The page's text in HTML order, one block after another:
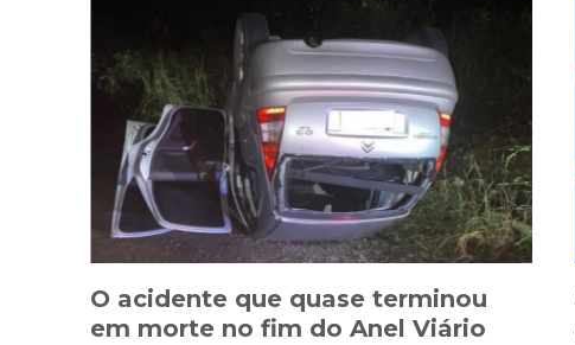
O acidente que quase terminou
em morte no fim do Anel Viário